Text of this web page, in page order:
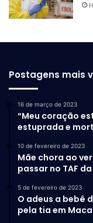
Postagens mais
16 de março de 2023
“Meu coração
estuprada e
10 de fevereiro de 2023
Mãe chora ao
passar no TAF
5 de fevereiro de 2023
O adeus a bebê
pela tia em